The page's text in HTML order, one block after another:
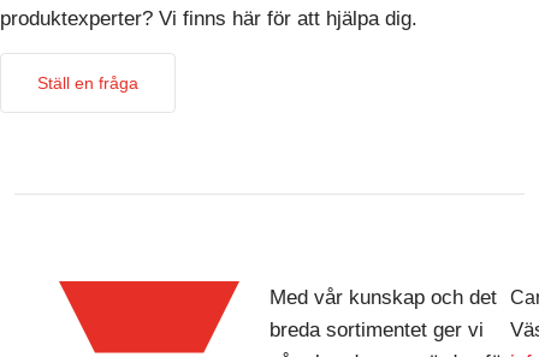
produktexperter? Vi finns här för att hjälpa dig.
Ställ en fråga
Med vår kunskap och det
breda sortimentet ger vi